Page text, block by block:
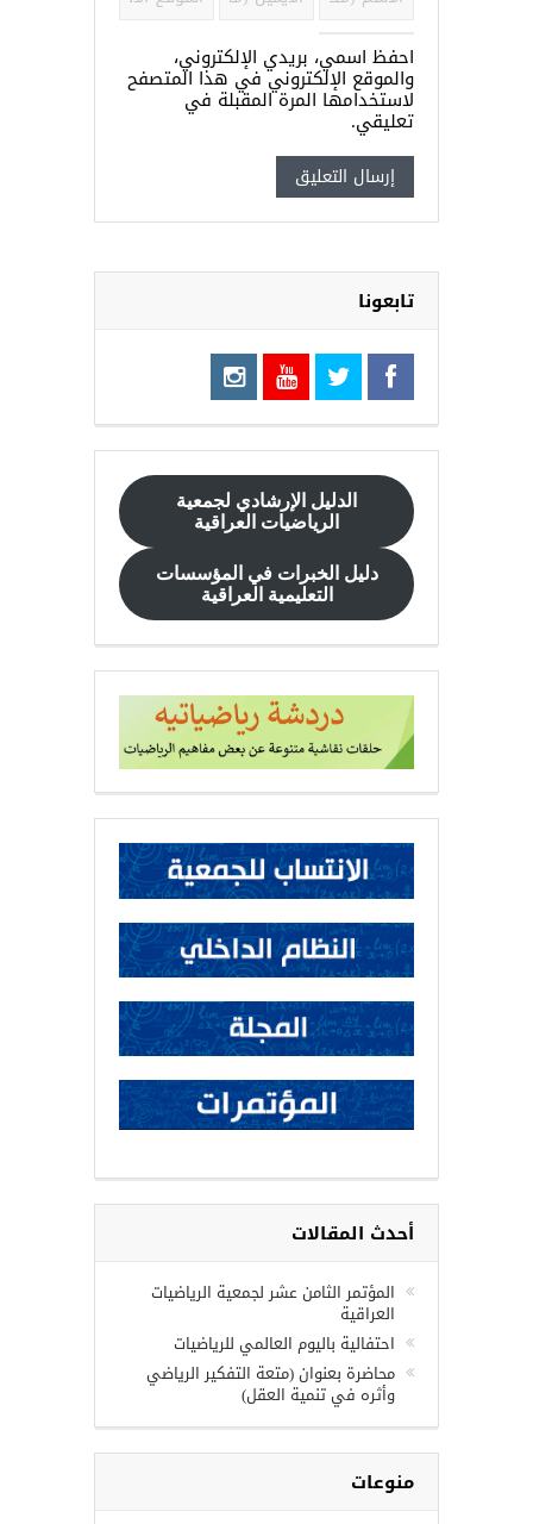
احفظ اسمي، بريدي الإلكتروني،
والموقع الإلكتروني في هذا المتصفح
لاستخدامها المرة المقبلة في
تعليقي.
تابعونا
الدليل الإرشادي لجمعية
الرياضيات العراقية
دليل الخبرات في المؤسسات
التعليمية العراقية
أحدث المقالات
المؤتمر الثامن عشر لجمعية الرياضيات
العراقية
احتفالية باليوم العالمي للرياضيات
محاضرة بعنوان (متعة التفكير الرياضي
وأثره في تنمية العقل)
منوعات